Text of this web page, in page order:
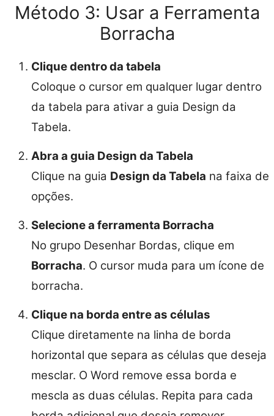
Método 3: Usar a Ferramenta
Borracha
Clique dentro da tabela
Coloque o cursor em qualquer lugar dentro
da tabela para ativar a guia Design da
Tabela.
Abra a guia Design da Tabela
Clique na guia Design da Tabela na faixa de
opções.
Selecione a ferramenta Borracha
No grupo Desenhar Bordas, clique em
Borracha. O cursor muda para um ícone de
borracha.
Clique na borda entre as células
Clique diretamente na linha de borda
horizontal que separa as células que deseja
mesclar. O Word remove essa borda e
mescla as duas células. Repita para cada